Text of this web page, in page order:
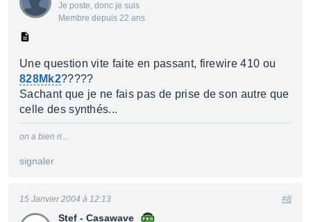
Je poste, donc je suis
Membre depuis 22 ans
Une question vite faite en passant, firewire 410 ou
828Mk2?????
Sachant que je ne fais pas de prise de son autre que
celle des synthés...
on a bien ri...
signaler
Stef - Casawave
15 Janvier 2004 à 12:13 #8